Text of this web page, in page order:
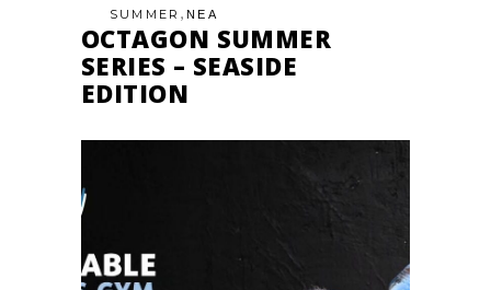
SUMMER ,ΝΕΑ
OCTAGON SUMMER
SERIES – SEASIDE
EDITION